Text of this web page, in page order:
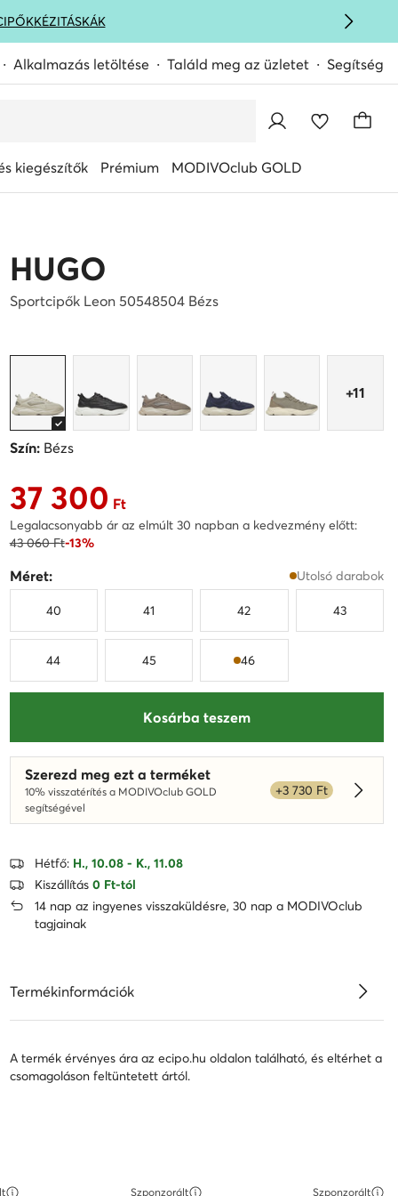
KÉZITÁSKÁK
Alkalmazás letöltése Találd meg az üzletet Segítség
kiegészítők Prémium MODIVOclub GOLD
HUGO
Sportcipők Leon 50548504 Bézs
+11
Szín:Bézs
Aktuális ár 37 300 Ft
37 300 Ft
Legalacsonyabb ár az elmúlt 30 napban a kedvezmény előtt:
43 060 Ft-13%
Méret: Utolsó darabok
40 41 42 43
44 45 46
Kosárba teszem
Szerezd meg ezt a terméket
10% visszatérítés a MODIVOclub GOLD
segítségével
+3 730 Ft
Hétfő: H., 10.08 - K., 11.08
Kiszállítás 0 Ft-tól
14 nap az ingyenes visszaküldésre, 30 nap a MODIVOclub
tagjainak
Termékinformációk
A termék érvényes ára az ecipo.hu oldalon található, és eltérhet a
csomagoláson feltüntetett ártól.
Szponzorált Szponzorált